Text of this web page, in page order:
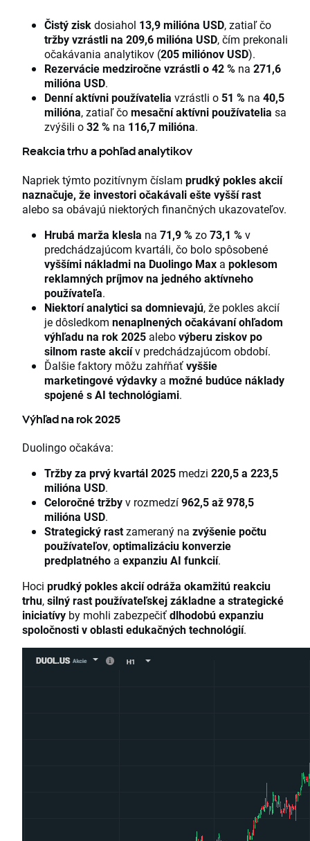
Čistý ziskdosiahol 13,9 milióna USD, zatiaľ čo
tržby vzrástli na 209,6 milióna USD, čím prekonali
očakávania analytikov (205 miliónov USD).
Rezervácie medziročne vzrástli o 42 % na 271,6
milióna USD.
Denní aktívni používatelia vzrástli o 51 % na 40,5
milióna, zatiaľ čomesační aktívni používatelia sa
zvýšili o32 % na 116,7 milióna.
Reakcia trhu a pohľad analytikov
Napriek týmto pozitívnym číslam prudký pokles akcií
naznačuje, že investori očakávali ešte vyšší rast
alebo sa obávajú niektorých finančných ukazovateľov.
Hrubá marža klesla na 71,9 %zo73,1 %v
predchádzajúcom kvartáli, čo bolo spôsobené
vyššími nákladmi na Duolingo Max a poklesom
reklamných príjmov na jedného aktívneho
používateľa.
Niektorí analytici sa domnievajú, že pokles akcií
je dôsledkom nenaplnených očakávaní ohľadom
výhľadu na rok 2025 alebovýberu ziskov po
silnom raste akciív predchádzajúcom období.
Ďalšie faktory môžu zahŕňaťvyššie
marketingové výdavky a možné budúce náklady
spojené s AI technológiami.
Výhľad na rok 2025
Duolingo očakáva:
Tržby za prvý kvartál 2025 medzi 220,5 a 223,5
milióna USD.
Celoročné tržbyv rozmedzí962,5 až 978,5
milióna USD.
Strategický rastzameraný na zvýšenie počtu
používateľov,optimalizáciu konverzie
predplatného a expanziu AI funkcií.
Hoci prudký pokles akcií odráža okamžitú reakciu
trhu,silný rast používateľskej základne a strategické
iniciatívy by mohli zabezpečiťdlhodobú expanziu
spoločnosti v oblasti edukačných technológií.